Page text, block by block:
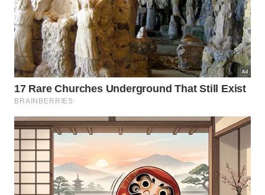
Pode ser servida com lanches, tortas e demais
preparos salgados, além de ser uma ótima base
para maionese de alho também.
Você pode incrementá-la com outros temperos,
ervas e o que mais achar que combina para trazer
mais sabor.
Ingredientes
½ xícara de sementes de girassol sem casca;
Água para cobrir as sementes;
¼ xícara de água filtrada;
Azeite para dar ponto;